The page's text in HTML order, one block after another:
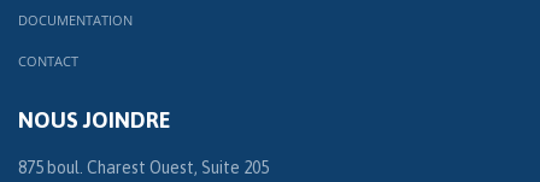
DOCUMENTATION
CONTACT
NOUS JOINDRE
875 boul. Charest Ouest, Suite 205